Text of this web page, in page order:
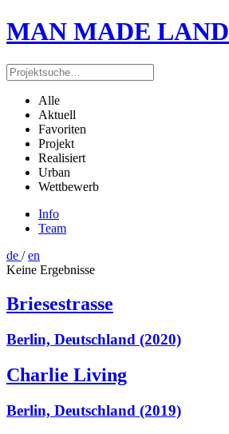
MAN MADE LAND
Alle
Aktuell
Favoriten
Projekt
Realisiert
Urban
Wettbewerb
Info
Team
de /en
Keine Ergebnisse
Briesestrasse
Berlin, Deutschland (2020)
Charlie Living
Berlin, Deutschland (2019)